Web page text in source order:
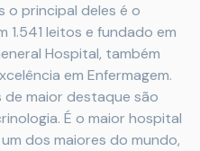
o principal deles é o
1.541 leitos e fundado em
Hospital, também
em Enfermagem.
de maior destaque são
É o maior hospital
dos maiores do mundo,